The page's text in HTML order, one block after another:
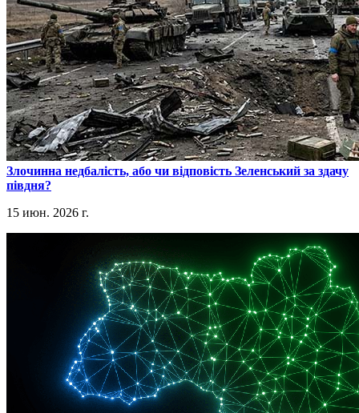
​Злочинна недбалість, або чи відповість Зеленський за здачу
півдня?
15 июн. 2026 г.